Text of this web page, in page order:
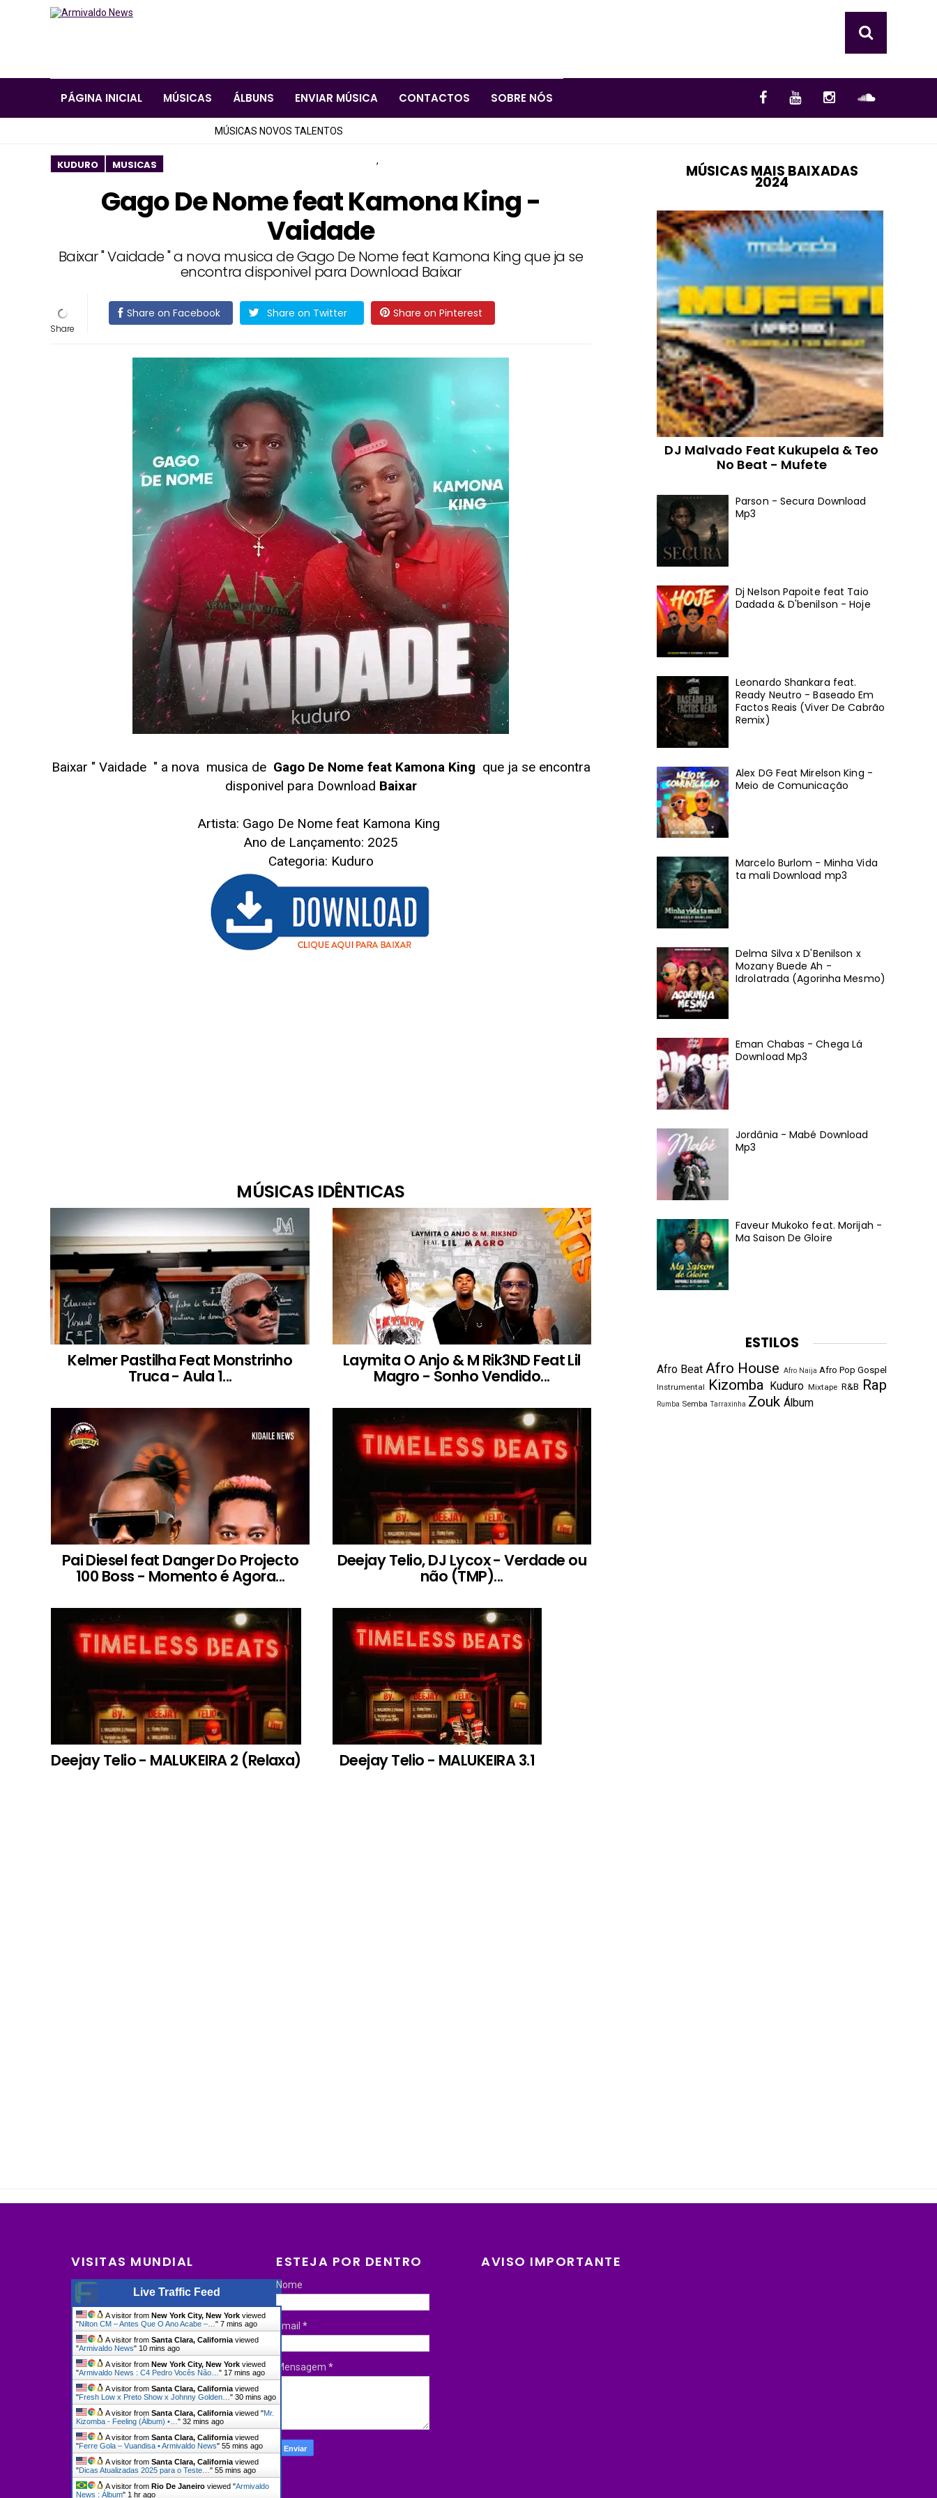
PÁGINA INICIAL MÚSICAS ÁLBUNS ENVIAR MÚSICA CONTACTOS SOBRE NÓS
MÚSICAS NOVOS TALENTOS
KUDURO ,
MUSICAS
Gago De Nome feat Kamona King -
Vaidade
Baixar " Vaidade " a nova musica de Gago De Nome feat Kamona King que ja se
encontra disponivel para Download Baixar
Share on Facebook Share on Twitter Share on Pinterest
Baixar " Vaidade " a nova musica de Gago De Nome feat Kamona King que ja se encontra
disponivel para Download Baixar
Artista: Gago De Nome feat Kamona King
Ano de Lançamento: 2025
Categoria: Kuduro
MÚSICAS IDÊNTICAS
Kelmer Pastilha Feat Monstrinho
Truca - Aula 1...
Laymita O Anjo & M Rik3ND Feat Lil
Magro - Sonho Vendido...
Pai Diesel feat Danger Do Projecto
100 Boss - Momento é Agora...
Deejay Telio, DJ Lycox - Verdade ou
não (TMP)...
Deejay Telio - MALUKEIRA 2 (Relaxa) Deejay Telio - MALUKEIRA 3.1
MÚSICAS MAIS BAIXADAS
2024
DJ Malvado Feat Kukupela & Teo
No Beat - Mufete
Parson - Secura Download
Mp3
Dj Nelson Papoite feat Taio
Dadada & D'benilson - Hoje
Leonardo Shankara feat.
Ready Neutro - Baseado Em
Factos Reais (Viver De Cabrão
Remix)
Alex DG Feat Mirelson King -
Meio de Comunicação
Marcelo Burlom - Minha Vida
ta mali Download mp3
Delma Silva x D'Benilson x
Mozany Buede Ah -
Idrolatrada (Agorinha Mesmo)
Eman Chabas - Chega Lá
Download Mp3
Jordânia - Mabé Download
Mp3
Faveur Mukoko feat. Morijah -
Ma Saison De Gloire
ESTILOS
Afro Beat Afro House Afro Naija Afro Pop Gospel
Instrumental Kizomba Kuduro Mixtape R&B Rap
Rumba Semba Tarraxinha Zouk Álbum
VISITAS MUNDIAL
Live Traffic Feed
A visitor from New York City, New York viewed
"Nilton CM – Antes Que O Ano Acabe –… " 7 mins ago
A visitor from Santa Clara, California viewed
"Armivaldo News" 10 mins ago
A visitor from New York City, New York viewed
"Armivaldo News : C4 Pedro Vocês Não… " 17 mins ago
A visitor from Santa Clara, California viewed
"Fresh Low x Preto Show x Johnny Golden… " 30 mins ago
A visitor from Santa Clara, California viewed "Mr.
Kizomba - Feeling (Álbum) •… " 32 mins ago
A visitor from Santa Clara, California viewed
"Ferre Gola – Vuandisa • Armivaldo News" 55 mins ago
A visitor from Santa Clara, California viewed
"Dicas Atualizadas 2025 para o Teste… " 55 mins ago
A visitor from Rio De Janeiro viewed "Armivaldo
News : Álbum" 1 hr ago
ESTEJA POR DENTRO
Nome
Email *
Mensagem *
AVISO IMPORTANTE